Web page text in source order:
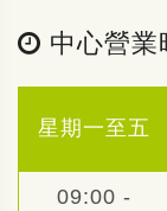
中心營業
星期一至五
09:00 -